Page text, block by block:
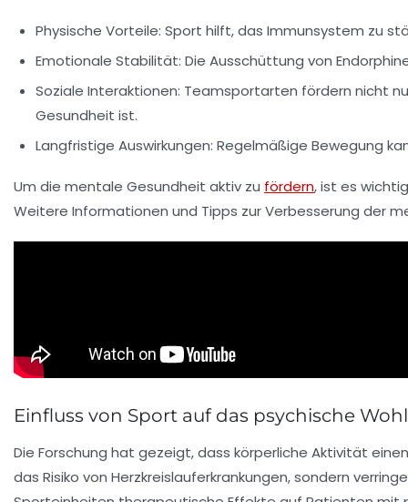
Physische Vorteile: Sport hilft, das Immunsystem zu
Emotionale Stabilität: Die Ausschüttung von
Soziale Interaktionen: Teamsportarten fördern nicht
Gesundheit ist.
Langfristige Auswirkungen: Regelmäßige Bewegung
Um die mentale Gesundheit aktiv zu fördern, ist es
Weitere Informationen und Tipps zur Verbesserung der
Einfluss von Sport auf das psychische
Die Forschung hat gezeigt, dass körperliche Aktivität
das Risiko von Herzkreislauferkrankungen, sondern